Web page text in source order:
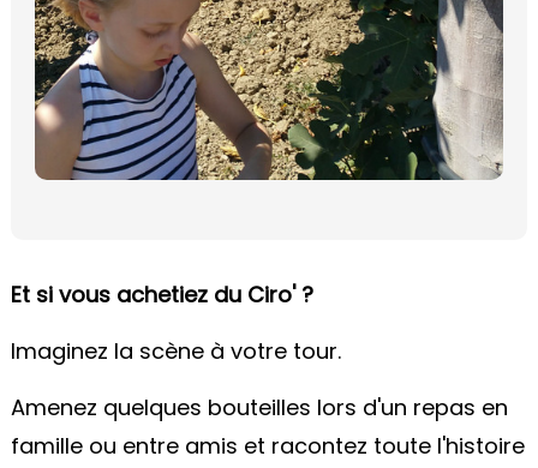
Et si vous achetiez du Ciro' ?
Imaginez la scène à votre tour.
Amenez quelques bouteilles lors d'un repas en
famille ou entre amis et racontez toute l'histoire